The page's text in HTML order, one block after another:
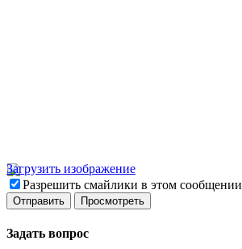
Загрузить изображение
Разрешить смайлики в этом сообщении
Задать вопрос